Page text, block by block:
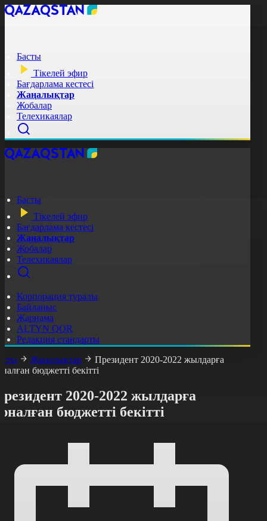
Басты
Тікелей эфир
Бағдарлама кестесі
Жаңалықтар
Жобалар
Телехикаялар
Басты
Тікелей эфир
Бағдарлама кестесі
Жаңалықтар
Жобалар
Телехикаялар
Корпорация туралы
Байланыс
Жарнама
ALTYN QOR
Редакция стандарты
Жаңалықтар
Президент 2020-2022 жылдарға
бюджетті бекітті
2020-2022 жылдарға
бюджетті бекітті